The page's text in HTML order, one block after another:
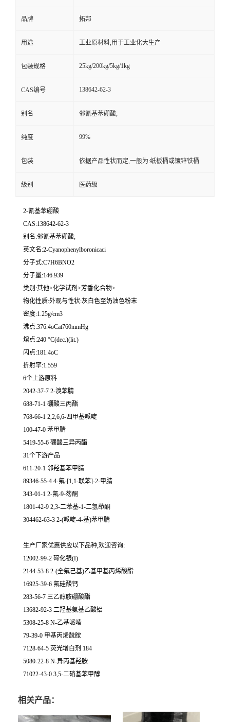
品牌 拓邦
用途 工业原材料,用于工业化大生产
包装规格 25kg/200kg/5kg/1kg
CAS编号 138642-62-3
别名 邻氰基苯硼酸;
纯度 99%
包装 依据产品性状而定,一般为:纸板桶或镀锌铁桶
级别 医药级
2-氰基苯硼酸
CAS:138642-62-3
别名:邻氰基苯硼酸;
英文名:2-Cyanophenylboronicaci
分子式:C7H6BNO2
分子量:146.939
类别:其他>化学试剂>芳香化合物>
物化性质:外观与性状:灰白色至奶油色粉末
密度:1.25g/cm3
沸点:376.4oCat760mmHg
熔点:240 °C(dec.)(lit.)
闪点:181.4oC
折射率:1.559
6个上游原料
2042-37-7 2-溴苯腈
688-71-1 硼酸三丙酯
768-66-1 2,2,6,6-四甲基哌啶
100-47-0 苯甲腈
5419-55-6 硼酸三异丙酯
31个下游产品
611-20-1 邻羟基苯甲腈
89346-55-4 4-氟-[1,1-联苯]-2-甲腈
343-01-1 2-氟-9-芴酮
1801-42-9 2,3-二苯基-1-二氢茚酮
304462-63-3 2-(哌啶-4-基)苯甲腈
生产厂家优惠供应以下品种,欢迎咨询:
12002-99-2 碲化银(I)
2144-53-8 2-(全氟己基)乙基甲基丙烯酸酯
16925-39-6 氟硅酸钙
283-56-7 三乙醇胺硼酸酯
13682-92-3 二羟基氨基乙酸铝
5308-25-8 N-乙基哌嗪
79-39-0 甲基丙烯酰胺
7128-64-5 荧光增白剂 184
5080-22-8 N-异丙基羟胺
71022-43-0 3,5-二硝基苯甲醇
相关产品：